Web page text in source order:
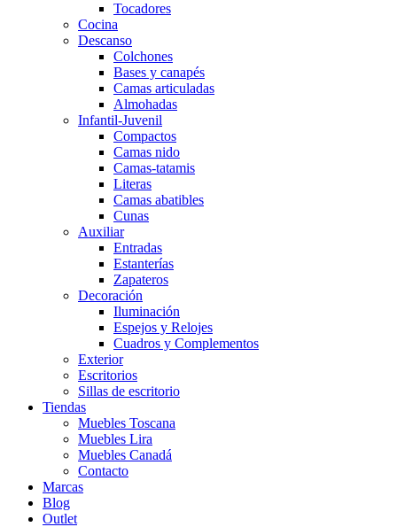
Tocadores
Cocina
Descanso
Colchones
Bases y canapés
Camas articuladas
Almohadas
Infantil-Juvenil
Compactos
Camas nido
Camas-tatamis
Literas
Camas abatibles
Cunas
Auxiliar
Entradas
Estanterías
Zapateros
Decoración
Iluminación
Espejos y Relojes
Cuadros y Complementos
Exterior
Escritorios
Sillas de escritorio
Tiendas
Muebles Toscana
Muebles Lira
Muebles Canadá
Contacto
Marcas
Blog
Outlet